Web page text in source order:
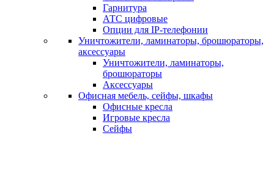
Гарнитура
АТС цифровые
Опции для IP-телефонии
Уничтожители, ламинаторы, брошюраторы,
аксессуары
Уничтожители, ламинаторы,
брошюраторы
Аксессуары
Офисная мебель, сейфы, шкафы
Офисные кресла
Игровые кресла
Сейфы